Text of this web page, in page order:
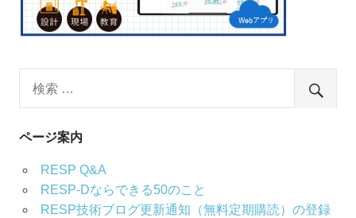
ページ案内
RESP Q&A
RESP-Dならできる50のこと
RESP技術ブログ更新通知（無料定期購読）の登録